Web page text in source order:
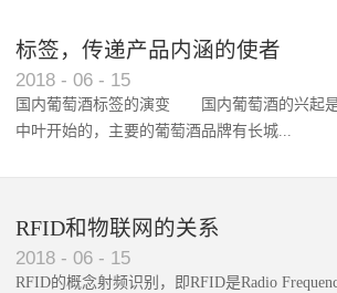
标签，传递产品内涵的使者
2018 - 06 - 15
国内葡萄酒标签的演变 国内葡萄酒的兴起
中叶开始的，主要的葡萄酒品牌有长城...
RFID和物联网的关系
2018 - 06 - 15
RFID的概念射频识别，即RFID是Radio